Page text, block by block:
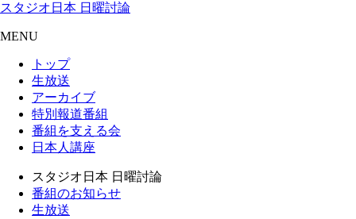
スタジオ日本 日曜討論
MENU
トップ
生放送
アーカイブ
特別報道番組
番組を支える会
日本人講座
スタジオ日本 日曜討論
番組のお知らせ
生放送